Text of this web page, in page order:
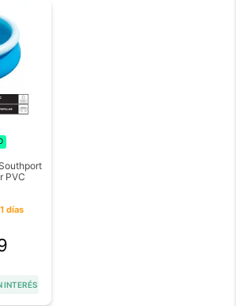
PVC
días
INTERÉS